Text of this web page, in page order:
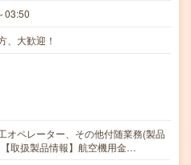
03:50
、大歓迎！
オペレーター、その他付随業務(製品
取扱製品情報】航空機用金…